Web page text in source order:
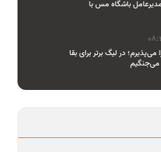
باشگاه مس با
در لیگ برتر برای بقا
می‌جنگیم